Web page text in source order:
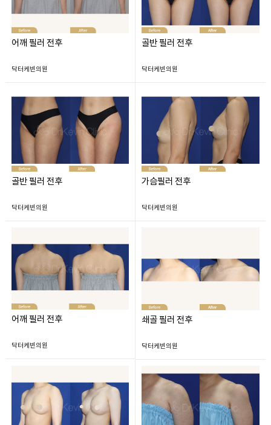
어깨 필러 전후
닥터케빈의원
골반 필러 전후
닥터케빈의원
골반 필러 전후
닥터케빈의원
가슴필러 전후
닥터케빈의원
어깨 필러 전후
닥터케빈의원
쇄골 필러 전후
닥터케빈의원